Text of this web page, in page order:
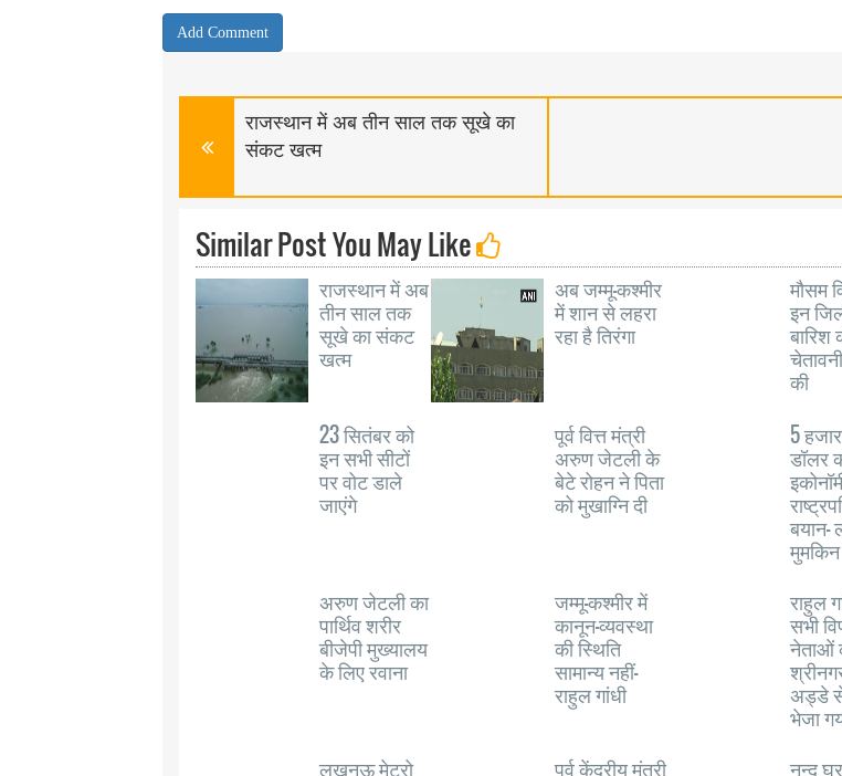
राजस्थान में अब तीन साल तक सूखे का
संकट खत्म
Similar Post You May Like
राजस्थान में अब
तीन साल तक
सूखे का संकट
खत्म
अब जम्मू-कश्मीर
में शान से लहरा
रहा है तिरंगा
मौसम
इन
बारिश
की
23 सितंबर को
इन सभी सीटों
पर वोट डाले
जाएंगे
पूर्व वित्त मंत्री
अरुण जेटली के
बेटे रोहन ने पिता
को मुखाग्नि दी
5
डॉलर
बयान-
मुमकिन
अरुण जेटली का
पार्थिव शरीर
बीजेपी मुख्यालय
के लिए रवाना
जम्मू-कश्मीर में
कानून-व्यवस्था
की स्थिति
सामान्य नहीं-
राहुल गांधी
राहुल
सभी
नेताओं
अड्डे
भेजा
लखनऊ मेट्रो
पूर्व केंद्रीय मंत्री
नन्द